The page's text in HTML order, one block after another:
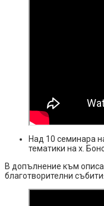
Над 10 семинара
тематики на х.
В допълнение към
благотворителни